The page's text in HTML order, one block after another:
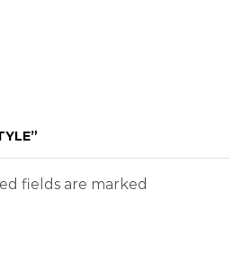
fields are marked